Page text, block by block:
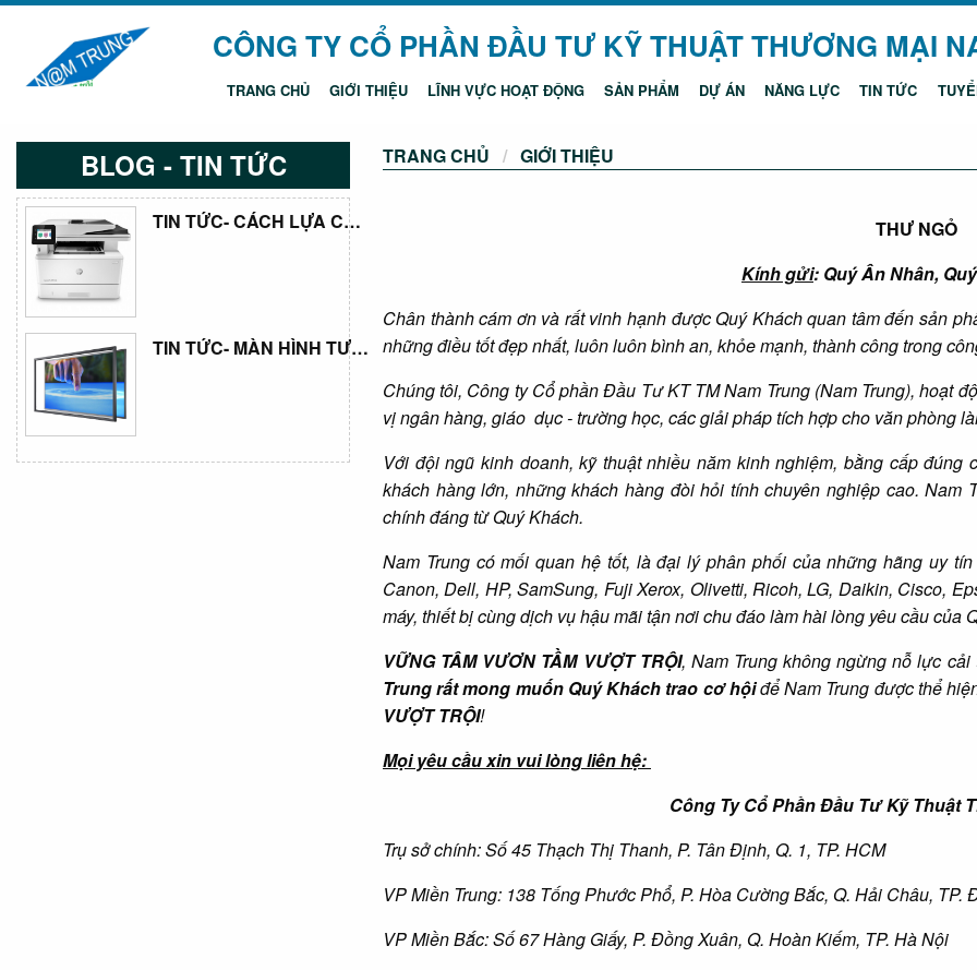
CÔNG TY CỔ PHẦN ĐẦU TƯ KỸ THUẬT THƯƠNG MẠI
TRANG CHỦ GIỚI THIỆU LĨNH VỰC HOẠT ĐỘNG SẢN PHẨM DỰ ÁN NĂNG LỰC TIN TỨC
BLOG - TIN TỨC
TIN TỨC- CÁCH LỰA CHỌN LOẠI MÁY IN PHÙ HỢP VỚI NHU CẦU
TIN TỨC- MÀN HÌNH TƯƠNG TÁC THÔNG TIN: KHOẢNH KHẮC MỚI CHO PHƯƠNG PHÁP DẠY HỌC
TRANG CHỦ CURRENT:
GIỚI THIỆU
THƯ NGỎ
Kính gửi: Quý Ân Nhân,
Chân thành cám ơn và rất vinh hạnh được Quý Khách quan tâm đến sản
những điều tốt đẹp nhất, luôn luôn bình an, khỏe mạnh, thành công trong
Chúng tôi, Công ty Cổ phần Đầu Tư KT TM Nam Trung (Nam Trung), hoạt
vị ngân hàng, giáo dục - trường học, các giải pháp tích hợp cho văn phòng
Với đội ngũ kinh doanh, kỹ thuật nhiều năm kinh nghiệm, bằng cấp
khách hàng lớn, những khách hàng đòi hỏi tính chuyên nghiệp cao.
chính đáng từ Quý Khách.
Nam Trung có mối quan hệ tốt, là đại lý phân phối của những hãng uy
Canon, Dell, HP, SamSung, Fuji Xerox, Olivetti, Ricoh, LG, Daikin, Cisco,
máy, thiết bị cùng dịch vụ hậu mãi tận nơi chu đáo làm hài lòng yêu cầu của
VỮNG TÂM VƯƠN TẦM VƯỢT TRỘI, Nam Trung không ngừng nỗ lực
Trung rất mong muốn Quý Khách trao cơ hộiđể Nam Trung được thể
VƯỢT TRỘI!
Mọi yêu cầu xin vui lòng liên hệ:
Công Ty Cổ Phần Đầu Tư Kỹ Thuật
Trụ sở chính:Số 45 Thạch Thị Thanh, P. Tân Định, Q. 1, TP. HCM
VP Miền Trung: 138 Tống Phước Phổ, P. Hòa Cường Bắc, Q. Hải Châu, TP.
VP Miền Bắc:Số 67 Hàng Giấy, P. Đồng Xuân, Q. Hoàn Kiếm, TP. Hà Nội